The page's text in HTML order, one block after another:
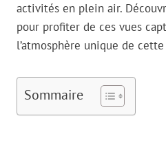
activités en plein air.
pour profiter de ces vues
l’atmosphère unique de
Sommaire